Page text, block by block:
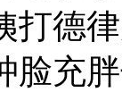
打德
脸充